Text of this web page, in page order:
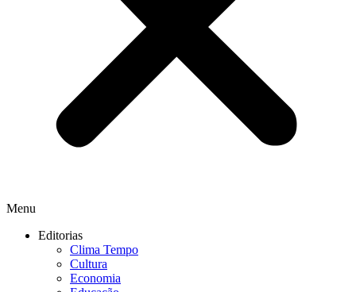
Menu
Editorias
Clima Tempo
Cultura
Economia